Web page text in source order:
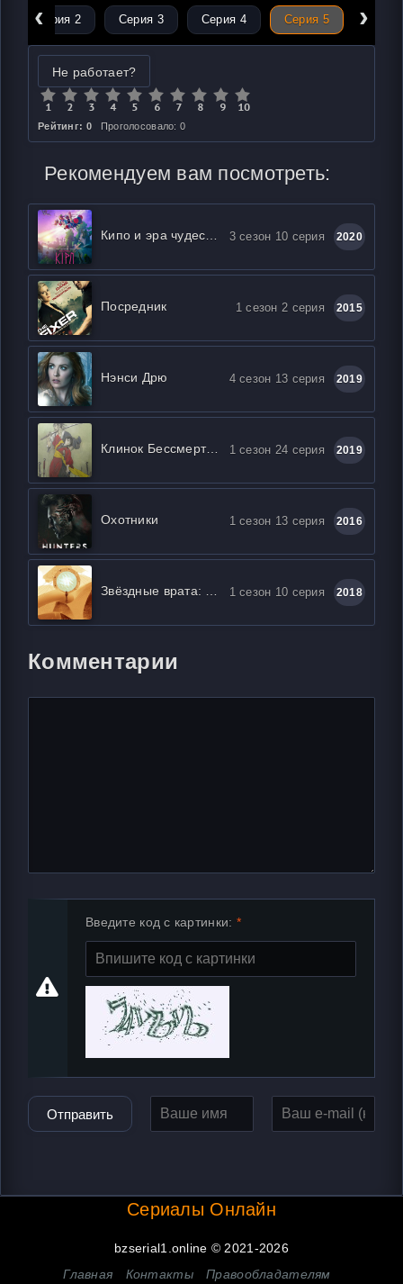
‹
Серия 2 Серия 3 Серия 4 Серия 5 ›
Не работает?
Рейтинг: 0 Проголосовало: 0
Рекомендуем вам посмотреть:
3 сезон 10 серия 2020
Посредник 1 сезон 2 серия 2015
Нэнси Дрю 4 сезон 13 серия 2019
Клинок Бессмертного 1 сезон 24 серия 2019
Охотники 1 сезон 13 серия 2016
1 сезон 10 серия 2018
Комментарии
Введите код с картинки:
Отправить
Сериалы Онлайн
bzserial1.online © 2021-2026
Главная
Контакты Правообладателям